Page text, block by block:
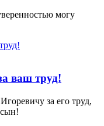
могу
ваш труд!
за его труд,